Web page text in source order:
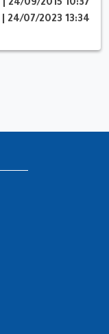
24/09/2015 10:37
24/07/2023 13:34